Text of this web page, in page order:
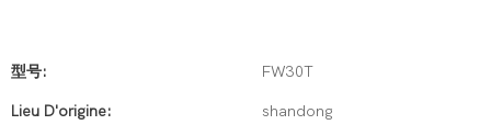
型号: FW30T
Lieu D'origine: shandong